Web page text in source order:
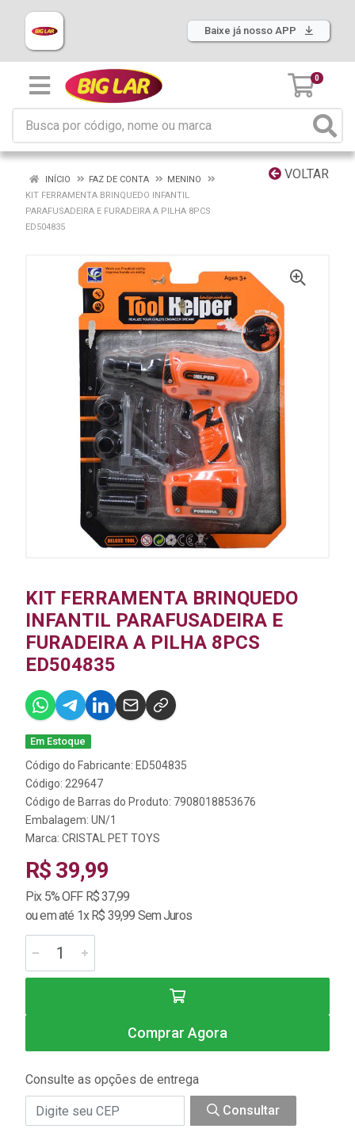
Baixe já nosso APP
0
VOLTAR
INÍCIO FAZ DE CONTA
MENINO
KIT FERRAMENTA BRINQUEDO INFANTIL
PARAFUSADEIRA E FURADEIRA A PILHA 8PCS
ED504835
KIT FERRAMENTA BRINQUEDO
INFANTIL PARAFUSADEIRA E
FURADEIRA A PILHA 8PCS
ED504835
Em Estoque
Código do Fabricante: ED504835
Código: 229647
Código de Barras do Produto: 7908018853676
Embalagem: UN/1
Marca: CRISTAL PET TOYS
R$ 39,99
Pix 5% OFF R$ 37,99
ou em até 1x R$ 39,99 Sem Juros
Comprar Agora
Consulte as opções de entrega
Consultar